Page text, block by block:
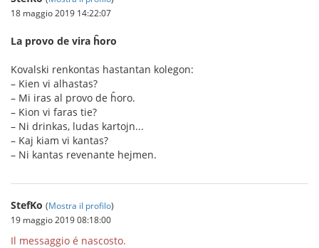
18 maggio 2019 14:22:07
La provo de vira ĥoro
Kovalski renkontas hastantan kolegon:
– Kien vi alhastas?
– Mi iras al provo de ĥoro.
– Kion vi faras tie?
– Ni drinkas, ludas kartojn...
– Kaj kiam vi kantas?
– Ni kantas revenante hejmen.
StefKo (Mostra il profilo)
19 maggio 2019 08:18:00
Il messaggio é nascosto.